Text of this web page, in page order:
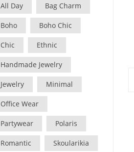
All Day Bag Charm
Boho Boho Chic
Chic Ethnic
Handmade Jewelry
Jewelry Minimal
Office Wear
Partywear Polaris
Romantic Skoularikia